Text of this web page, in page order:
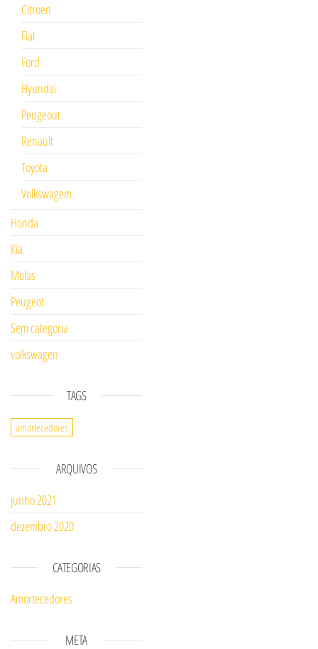
Citroen
Fiat
Ford
Hyundai
Peugeout
Renault
Toyota
Volkswagem
Honda
Kia
Molas
Peugeot
Sem categoria
volkswagen
TAGS
amortecedores
ARQUIVOS
junho 2021
dezembro 2020
CATEGORIAS
Amortecedores
META